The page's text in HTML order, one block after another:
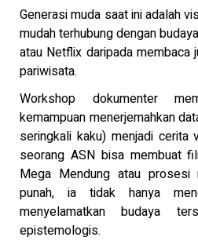
Generasi muda saat ini adalah
mudah terhubung dengan
atau Netflix daripada membaca
pariwisata.
Workshop dokumenter
kemampuan menerjemahkan
seringkali kaku) menjadi cerita
seorang ASN bisa membuat
Mega Mendung atau prosesi
punah, ia tidak hanya
menyelamatkan budaya
epistemologis.